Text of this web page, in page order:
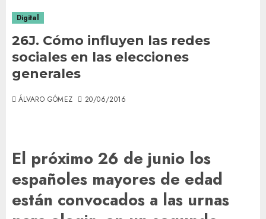
Digital
26J. Cómo influyen las redes
sociales en las elecciones
generales
ÁLVARO GÓMEZ 20/06/2016
El próximo 26 de junio los
españoles mayores de edad
están convocados a las urnas